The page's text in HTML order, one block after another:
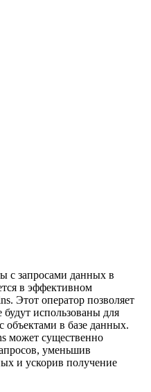
с запросами данных в
в эффективном
Этот оператор позволяет
будут использованы для
объектами в базе данных.
может существенно
уменьшив
и ускорив получение